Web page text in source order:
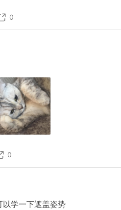
0
0
学一下遮盖姿势